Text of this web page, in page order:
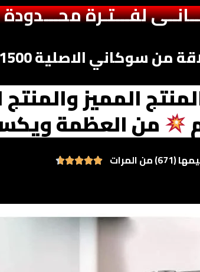
لفـــتـرة محـــدودة
المميز والمنتج
من العظمة
من المرات 



